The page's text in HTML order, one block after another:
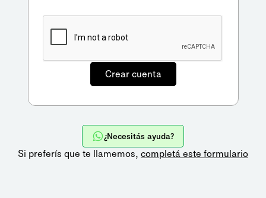
¿Necesitás ayuda?
Si preferís que te llamemos, completá este formulario